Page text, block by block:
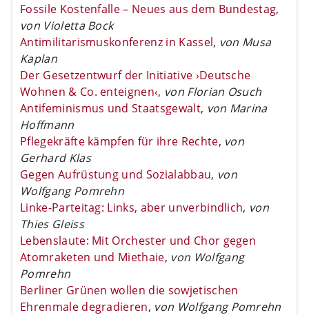
Fossile Kostenfalle – Neues aus dem Bundestag,
von Violetta Bock
Antimilitarismuskonferenz in Kassel, von Musa
Kaplan
Der Gesetzentwurf der Initiative ›Deutsche
Wohnen & Co. enteignen‹, von Florian Osuch
Antifeminismus und Staatsgewalt, von Marina
Hoffmann
Pflegekräfte kämpfen für ihre Rechte, von
Gerhard Klas
Gegen Aufrüstung und Sozialabbau, von
Wolfgang Pomrehn
Linke-Parteitag: Links, aber unverbindlich, von
Thies Gleiss
Lebenslaute: Mit Orchester und Chor gegen
Atomraketen und Miethaie, von Wolfgang
Pomrehn
Berliner Grünen wollen die sowjetischen
Ehrenmale degradieren, von Wolfgang Pomrehn